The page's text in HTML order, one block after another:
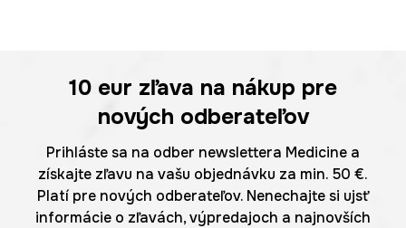
10 eur zľava na nákup pre
nových odberateľov
Prihláste sa na odber newslettera Medicine a
získajte zľavu na vašu objednávku za min. 50 €.
Platí pre nových odberateľov. Nenechajte si ujsť
informácie o zľavách, výpredajoch a najnovších